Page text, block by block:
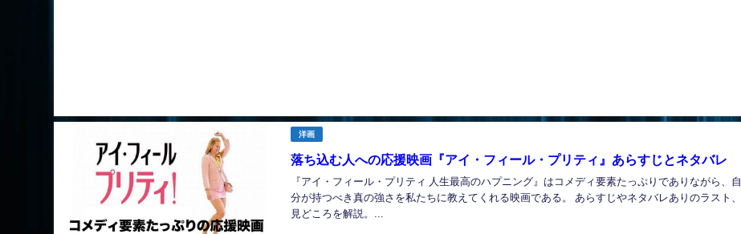
洋画
落ち込む人への応援映画『アイ・フィール・プリティ』あらすじとネタバレ
『アイ・フィール・プリティ 人生最高のハプニング』はコメディ要素たっぷりでありながら、自
分が持つべき真の強さを私たちに教えてくれる映画である。 あらすじやネタバレありのラスト、
見どころを解説。...